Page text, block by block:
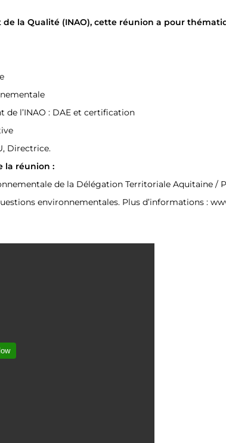
la Qualité (INAO), cette réunion a pour
de l’INAO : DAE et certification
Directrice.
la réunion :
de la Délégation Territoriale Aquitaine /
environnementales. Plus d’informations :